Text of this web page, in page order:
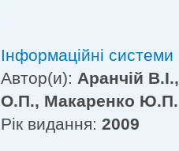
Інформаційні системи
Автор(и): Аранчій
О.П., Макаренко
Рік видання:2009